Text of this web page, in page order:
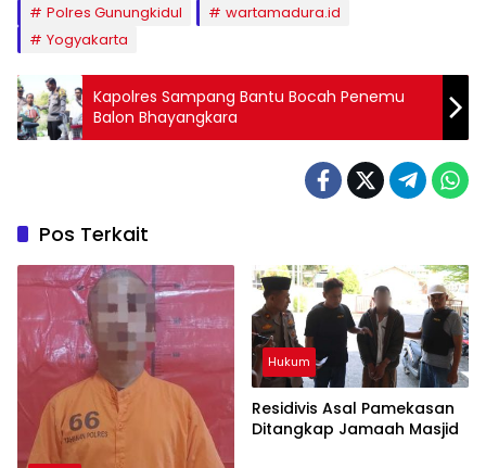
Polres Gunungkidul
wartamadura.id
Yogyakarta
Kapolres Sampang Bantu Bocah Penemu
Balon Bhayangkara
Pos Terkait
Hukum
Residivis Asal Pamekasan
Ditangkap Jamaah Masjid